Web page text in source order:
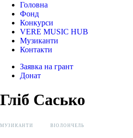
Головна
Фонд
Конкурси
VERE MUSIC HUB
Музиканти
Контакти
Заявка на грант
Донат
Гліб Сасько
МУЗИКАНТИ ВІОЛОНЧЕЛЬ